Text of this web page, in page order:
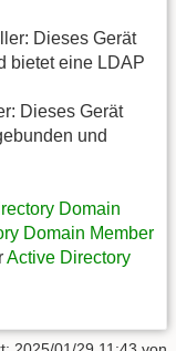
Dieses Gerät
bietet eine LDAP
Dieses Gerät
und
Domain
Domain Member
Active Directory